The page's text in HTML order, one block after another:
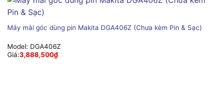
Máy mài góc dùng pin Makita DGA406Z (Chưa kèm Pin & Sạc)
Model: DGA406Z
Giá:3,888,500₫